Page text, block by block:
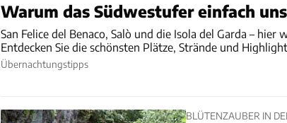
Warum das Südwestufer einfach
San Felice del Benaco, Salò und die Isola del Garda – hier
Entdecken Sie die schönsten Plätze, Strände und
Übernachtungstipps
BLÜTENZAUBER IN